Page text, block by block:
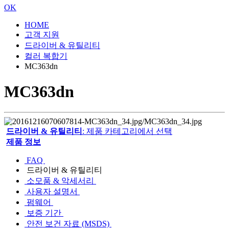
OK
HOME
고객 지원
드라이버 & 유틸리티
컬러 복합기
MC363dn
MC363dn
드라이버 & 유틸리티 : 제품 카테고리에서 선택
제품 정보
FAQ
드라이버 & 유틸리티
소모품 & 악세서리
사용자 설명서
펌웨어
보증 기간
안전 보건 자료 (MSDS)